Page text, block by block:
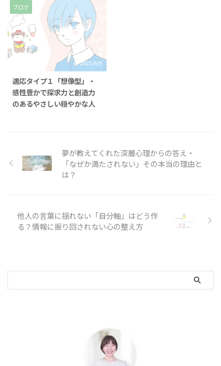
ブログ
2025/6/9
適応タイプ１「想像型」・
感性豊かで探求力と創造力
のあるやさしい穏やかな人
夢が教えてくれた深層心理からの答え・
「なぜか満たされない」その本当の理由と
は？
他人の言葉に揺れない「自分軸」はどう作
る？情報に振り回されない心の整え方